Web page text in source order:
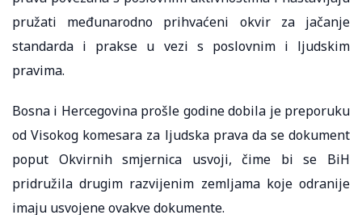
pružati međunarodno prihvaćeni okvir za jačanje
standarda i prakse u vezi s poslovnim i ljudskim
pravima.
Bosna i Hercegovina prošle godine dobila je preporuku
od Visokog komesara za ljudska prava da se dokument
poput Okvirnih smjernica usvoji, čime bi se BiH
pridružila drugim razvijenim zemljama koje odranije
imaju usvojene ovakve dokumente.